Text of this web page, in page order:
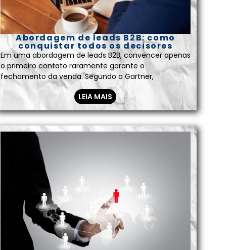
Abordagem de leads B2B: como
conquistar todos os decisores
Em uma abordagem de leads B2B, convencer apenas
o primeiro contato raramente garante o
fechamento da venda. Segundo a Gartner,
LEIA MAIS